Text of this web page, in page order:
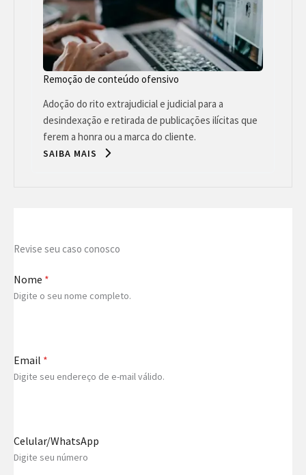
Remoção de conteúdo ofensivo
Adoção do rito extrajudicial e judicial para a
desindexação e retirada de publicações ilícitas que
ferem a honra ou a marca do cliente.
SAIBA MAIS
Revise seu caso conosco
Nome *
Digite o seu nome completo.
Email *
Digite seu endereço de e-mail válido.
Celular/WhatsApp
Digite seu número